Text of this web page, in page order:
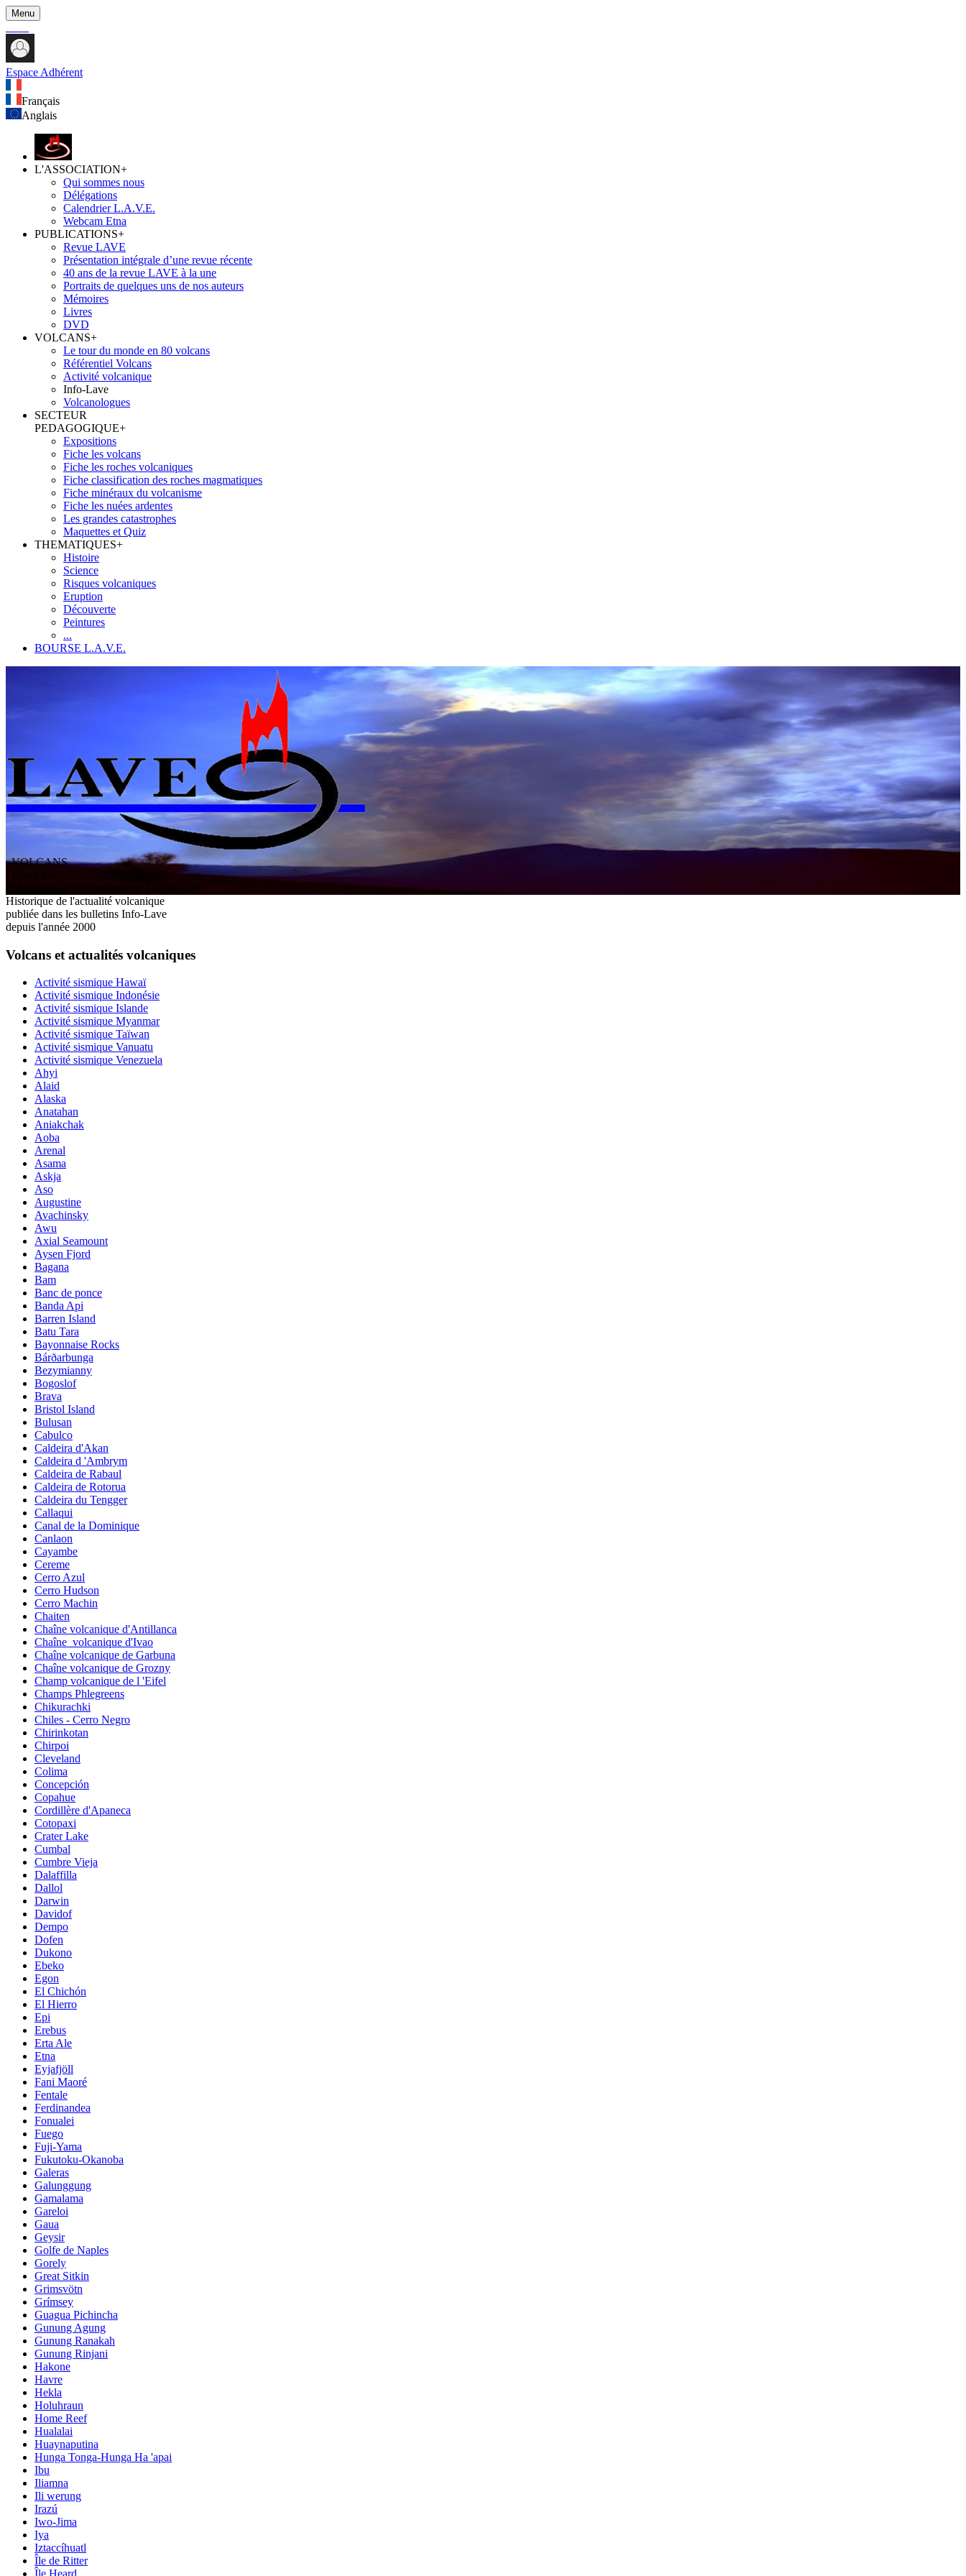
Menu
Espace Adhérent
Français
Anglais
L'ASSOCIATION+
Qui sommes nous
Délégations
Calendrier L.A.V.E.
Webcam Etna
PUBLICATIONS+
Revue LAVE
Présentation intégrale d’une revue récente
40 ans de la revue LAVE à la une
Portraits de quelques uns de nos auteurs
Mémoires
Livres
DVD
VOLCANS+
Le tour du monde en 80 volcans
Référentiel Volcans
Activité volcanique
Info-Lave
Volcanologues
SECTEUR
PEDAGOGIQUE+
Expositions
Fiche les volcans
Fiche les roches volcaniques
Fiche classification des roches magmatiques
Fiche minéraux du volcanisme
Fiche les nuées ardentes
Les grandes catastrophes
Maquettes et Quiz
THEMATIQUES+
Histoire
Science
Risques volcaniques
Eruption
Découverte
Peintures
...
BOURSE L.A.V.E.
VOLCANS
olcanologique
Historique de l'actualité volcanique
publiée dans les bulletins Info-Lave
depuis l'année 2000
Volcans et actualités volcaniques
Activité sismique Hawaï
Activité sismique Indonésie
Activité sismique Islande
Activité sismique Myanmar
Activité sismique Taïwan
Activité sismique Vanuatu
Activité sismique Venezuela
Ahyi
Alaid
Alaska
Anatahan
Aniakchak
Aoba
Arenal
Asama
Askja
Aso
Augustine
Avachinsky
Awu
Axial Seamount
Aysen Fjord
Bagana
Bam
Banc de ponce
Banda Api
Barren Island
Batu Tara
Bayonnaise Rocks
Bárðarbunga
Bezymianny
Bogoslof
Brava
Bristol Island
Bulusan
Cabulco
Caldeira d'Akan
Caldeira d 'Ambrym
Caldeira de Rabaul
Caldeira de Rotorua
Caldeira du Tengger
Callaqui
Canal de la Dominique
Canlaon
Cayambe
Cereme
Cerro Azul
Cerro Hudson
Cerro Machin
Chaiten
Chaîne volcanique d'Antillanca
Chaîne_volcanique d'Ivao
Chaîne volcanique de Garbuna
Chaîne volcanique de Grozny
Champ volcanique de l 'Eifel
Champs Phlegreens
Chikurachki
Chiles - Cerro Negro
Chirinkotan
Chirpoi
Cleveland
Colima
Concepción
Copahue
Cordillère d'Apaneca
Cotopaxi
Crater Lake
Cumbal
Cumbre Vieja
Dalaffilla
Dallol
Darwin
Davidof
Dempo
Dofen
Dukono
Ebeko
Egon
El Chichón
El Hierro
Epi
Erebus
Erta Ale
Etna
Eyjafjöll
Fani Maoré
Fentale
Ferdinandea
Fonualei
Fuego
Fuji-Yama
Fukutoku-Okanoba
Galeras
Galunggung
Gamalama
Gareloi
Gaua
Geysir
Golfe de Naples
Gorely
Great Sitkin
Grimsvötn
Grímsey
Guagua Pichincha
Gunung Agung
Gunung Ranakah
Gunung Rinjani
Hakone
Havre
Hekla
Holuhraun
Home Reef
Hualalai
Huaynaputina
Hunga Tonga-Hunga Ha 'apai
Ibu
Iliamna
Ili werung
Irazú
Iwo-Jima
Iya
Iztaccíhuatl
Île de Ritter